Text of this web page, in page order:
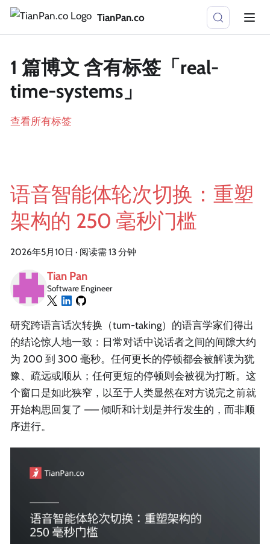
TianPan.co
1 篇博文 含有标签「real-
time-systems」
查看所有标签
语音智能体轮次切换：重塑
架构的 250 毫秒门槛
2026年5月10日 · 阅读需 13 分钟
Tian Pan
Software Engineer
研究跨语言话次转换（turn-taking）的语言学家们得出
的结论惊人地一致：日常对话中说话者之间的间隙大约
为 200 到 300 毫秒。任何更长的停顿都会被解读为犹
豫、疏远或顺从；任何更短的停顿则会被视为打断。这
个窗口是如此狭窄，以至于人类显然在对方说完之前就
开始构思回复了 —— 倾听和计划是并行发生的，而非顺
序进行。